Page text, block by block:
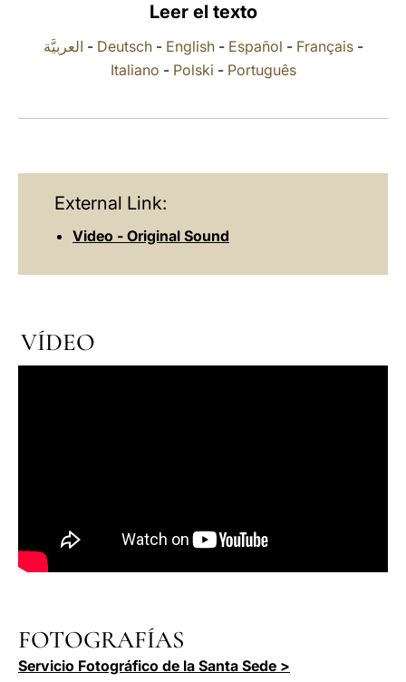
Leer el texto
العربيَّة - Deutsch- English- Español - Français-
Italiano - Polski - Português
External Link:
Video - Original Sound
VÍDEO
FOTOGRAFÍAS
Servicio Fotográfico de la Santa Sede >